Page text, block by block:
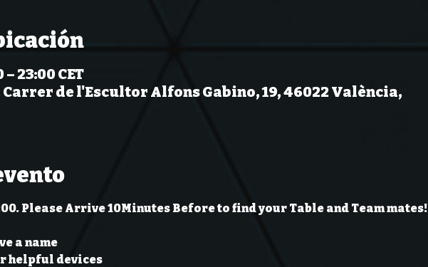
23:00 CET
de l'Escultor Alfons Gabino, 19, 46022 València,
Please Arrive 10Minutes Before to find your Table and Team mates!
a name
helpful devices